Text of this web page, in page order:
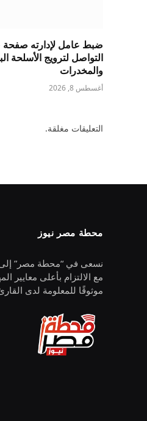
ضبط عامل لإدارته صفحة
التواصل لترويج الأسلحة
والمخدرات
أغسطس 8, 2026
التعليقات مغلقة.
محطة مصر نيوز
نسعى في “محطة مصر” إلى
مع الالتزام بأعلى معايير
موثوقًا للمعلومة لدى